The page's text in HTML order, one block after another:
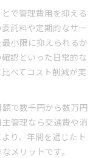
で管理費用を抑える
託料や定期的なサー
小限に抑えられるか
認といった日常的な
べてコスト削減が実
で数千円から数万円
管理なら交通費や消
り、年間を通じたト
メリットです。